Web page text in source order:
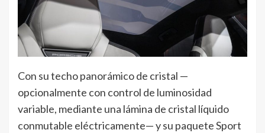
Con su techo panorámico de cristal —
opcionalmente con control de luminosidad
variable, mediante una lámina de cristal líquido
conmutable eléctricamente— y su paquete Sport